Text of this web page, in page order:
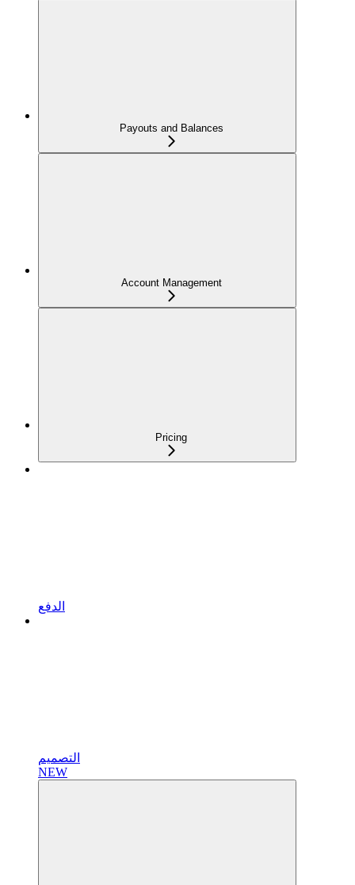
Payouts and Balances
Account Management
Pricing
الدفع
التصميم
NEW